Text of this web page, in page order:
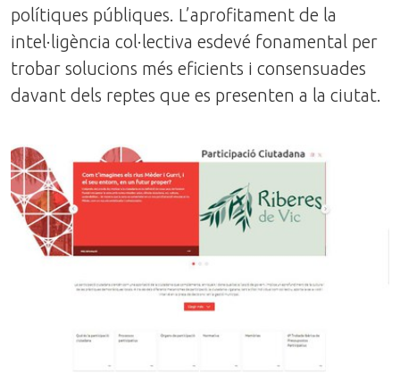
polítiques públiques. L’aprofitament de la
intel·ligència col·lectiva esdevé fonamental per
trobar solucions més eficients i consensuades
davant dels reptes que es presenten a la ciutat.